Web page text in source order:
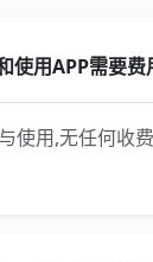
使用APP需要费
使用,无任何收